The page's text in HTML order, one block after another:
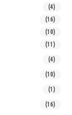
(4)
(16)
(10)
(11)
(4)
(10)
(1)
(16)